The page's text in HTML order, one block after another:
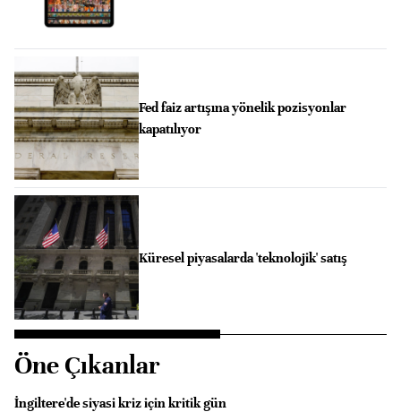
Fed faiz artışına yönelik pozisyonlar
kapatılıyor
Küresel piyasalarda 'teknolojik' satış
Öne Çıkanlar
İngiltere'de siyasi kriz için kritik gün